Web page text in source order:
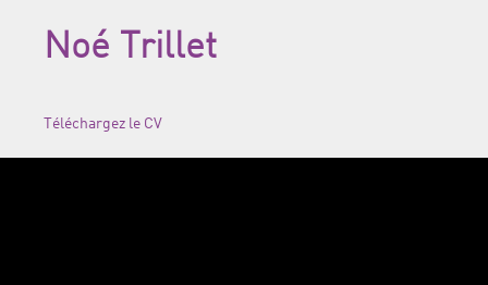
Noé Trillet
Téléchargez le CV